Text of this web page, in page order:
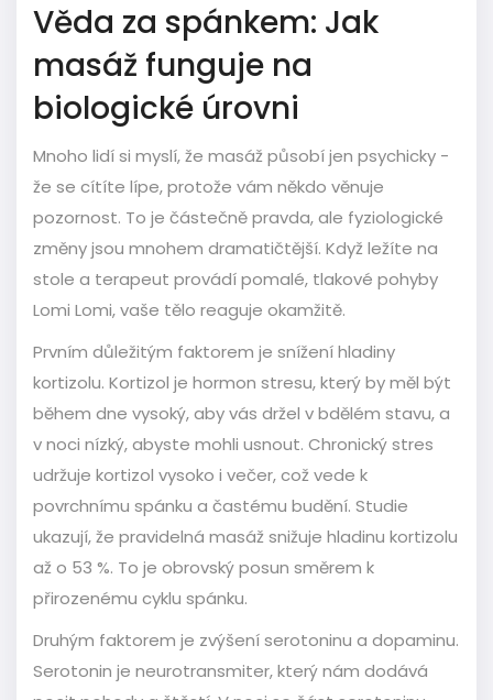
Věda za spánkem: Jak
masáž funguje na
biologické úrovni
Mnoho lidí si myslí, že masáž působí jen psychicky -
že se cítíte lípe, protože vám někdo věnuje
pozornost. To je částečně pravda, ale fyziologické
změny jsou mnohem dramatičtější. Když ležíte na
stole a terapeut provádí pomalé, tlakové pohyby
Lomi Lomi, vaše tělo reaguje okamžitě.
Prvním důležitým faktorem je snížení hladiny
kortizolu. Kortizol je hormon stresu, který by měl být
během dne vysoký, aby vás držel v bdělém stavu, a
v noci nízký, abyste mohli usnout. Chronický stres
udržuje kortizol vysoko i večer, což vede k
povrchnímu spánku a častému budění. Studie
ukazují, že pravidelná masáž snižuje hladinu kortizolu
až o 53 %. To je obrovský posun směrem k
přirozenému cyklu spánku.
Druhým faktorem je zvýšení serotoninu a dopaminu.
Serotonin je neurotransmiter, který nám dodává